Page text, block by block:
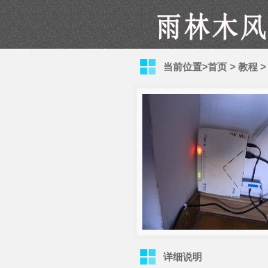
当前位置>首页 > 教程 >
详细说明